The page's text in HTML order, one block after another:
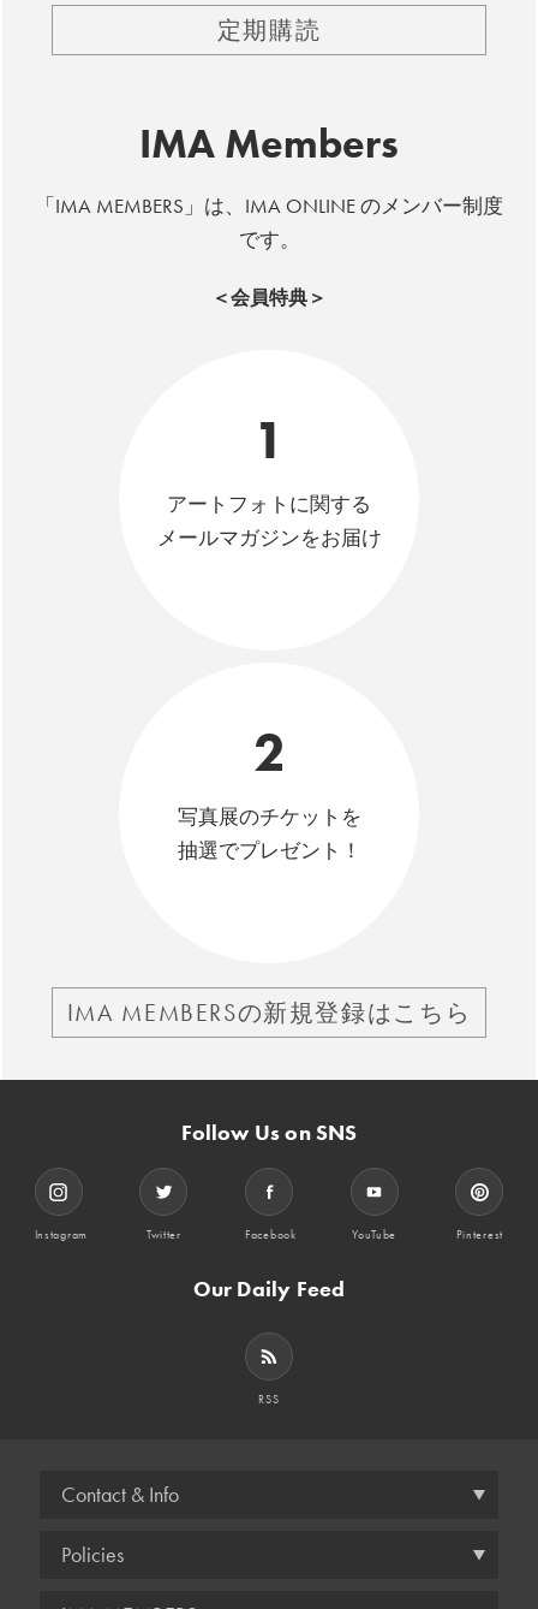
定期購読
IMA Members
「IMA MEMBERS」は、IMA ONLINE のメンバー制度
です。
＜会員特典＞
1
アートフォトに関する
メールマガジンをお届け
2
写真展のチケットを
抽選でプレゼント！
IMA MEMBERSの新規登録はこちら
Follow Us on SNS
Instagram Twitter Facebook YouTube Pinterest
Our Daily Feed
RSS
Contact & Info
Policies